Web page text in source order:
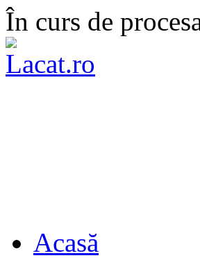
În curs de
Acasă